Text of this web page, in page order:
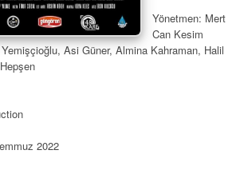
Yönetmen: Mert
Can Kesim
Asi Güner, Almina Kahraman, Halil
2022